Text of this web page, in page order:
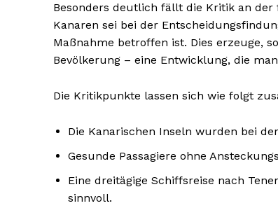
Besonders deutlich fällt die Kritik an der
Kanaren sei bei der
Maßnahme betroffen ist. Dies erzeuge,
Bevölkerung – eine Entwicklung, die
Die Kritikpunkte lassen sich wie folgt
Die Kanarischen Inseln wurden bei
Gesunde Passagiere ohne
Eine dreitägige Schiffsreise nach
sinnvoll.